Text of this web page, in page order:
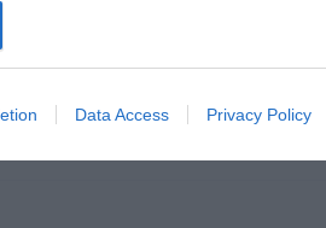
Data Access Privacy Policy